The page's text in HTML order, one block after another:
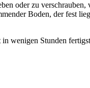
oder zu verschrauben,
Boden, der fest
wenigen Stunden